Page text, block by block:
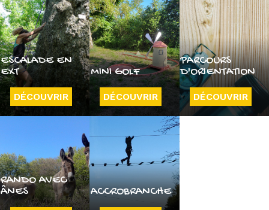
ESCALADE EN
EXT
DÉCOUVRIR
MINI GOLF
DÉCOUVRIR
PARCOURS
D'ORIENTATION
DÉCOUVRIR
RANDO AVEC
ÂNES
ACCROBRANCHE